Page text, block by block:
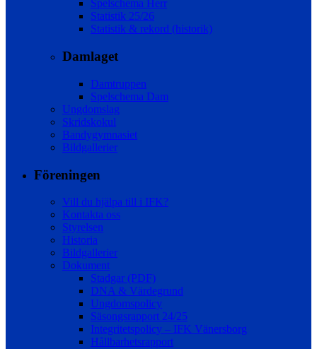
Spelschema Herr
Statistik 25/26
Statistik & rekord (historik)
Damlaget
Damtruppen
Spelschema Dam
Ungdomslag
Skridskokul
Bandygymnasiet
Bildgallerier
Föreningen
Vill du hjälpa till i IFK?
Kontakta oss
Styrelsen
Historia
Bildgallerier
Dokument
Stadgar (PDF)
DNA & Värdegrund
Ungdomspolicy
Säsongsrapport 24/25
Integritetspolicy – IFK Vänersborg
Hållbarhetsrapport